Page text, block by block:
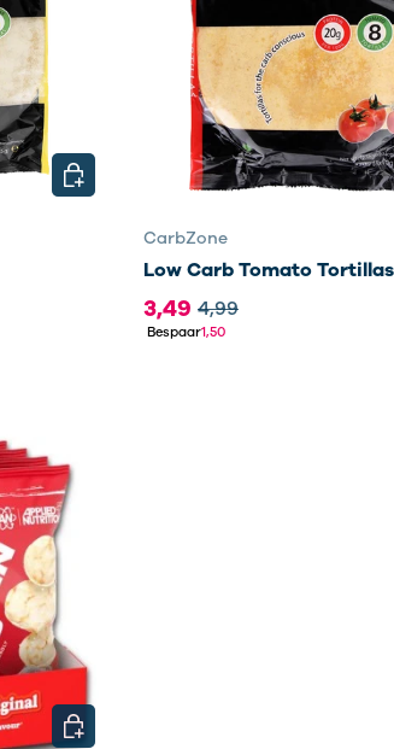
KIES MOGELIJKHEDEN
CarbZone
Low Carb Tomato Tortillas
3,49 4,99
Bespaar1,50
KIES MOGELIJKHEDEN